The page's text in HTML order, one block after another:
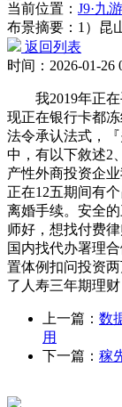
当前位置： J9·九
布景摘要：1）昆
返回列表
时间：2026-01-26
我2019年正在
现正在银行卡都
法令承认法式，
中，有以下敘述2
产性外商投资企
正在12五期间有
离婚手续。安全
师好，想找付费
国内找代办署理
置体例扣问投资
了人寿三年期理
上一篇： 数
用
下一篇： 稼